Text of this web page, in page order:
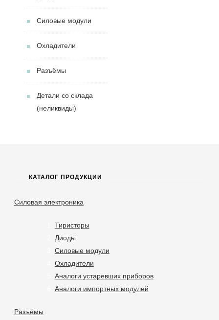
Силовые модули
Охладители
Разъёмы
Детали со склада
(неликвиды)
КАТАЛОГ ПРОДУКЦИИ
Силовая электроника
Тиристоры
Диоды
Силовые модули
Охладители
Аналоги устаревших приборов
Аналоги импортных модулей
Разъёмы